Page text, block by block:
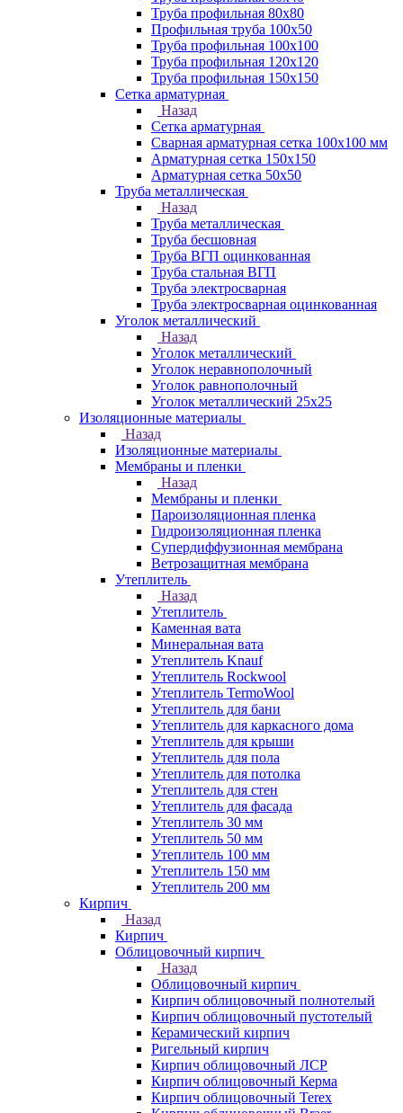
Труба профильная 80х80
Профильная труба 100х50
Труба профильная 100х100
Труба профильная 120х120
Труба профильная 150х150
Сетка арматурная
Назад
Сетка арматурная
Сварная арматурная сетка 100х100 мм
Арматурная сетка 150х150
Арматурная сетка 50х50
Труба металлическая
Назад
Труба металлическая
Труба бесшовная
Труба ВГП оцинкованная
Труба стальная ВГП
Труба электросварная
Труба электросварная оцинкованная
Уголок металлический
Назад
Уголок металлический
Уголок неравнополочный
Уголок равнополочный
Уголок металлический 25х25
Изоляционные материалы
Назад
Изоляционные материалы
Мембраны и пленки
Назад
Мембраны и пленки
Пароизоляционная пленка
Гидроизоляционная пленка
Супердиффузионная мембрана
Ветрозащитная мембрана
Утеплитель
Назад
Утеплитель
Каменная вата
Минеральная вата
Утеплитель Knauf
Утеплитель Rockwool
Утеплитель TermoWool
Утеплитель для бани
Утеплитель для каркасного дома
Утеплитель для крыши
Утеплитель для пола
Утеплитель для потолка
Утеплитель для стен
Утеплитель для фасада
Утеплитель 30 мм
Утеплитель 50 мм
Утеплитель 100 мм
Утеплитель 150 мм
Утеплитель 200 мм
Кирпич
Назад
Кирпич
Облицовочный кирпич
Назад
Облицовочный кирпич
Кирпич облицовочный полнотелый
Кирпич облицовочный пустотелый
Керамический кирпич
Ригельный кирпич
Кирпич облицовочный ЛСР
Кирпич облицовочный Керма
Кирпич облицовочный Terex